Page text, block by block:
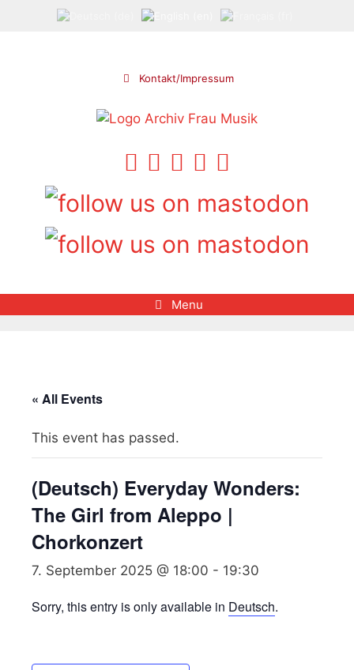
Kontakt/Impressum
Menu
« All Events
This event has passed.
(Deutsch) Everyday Wonders:
The Girl from Aleppo |
Chorkonzert
7. September 2025 @ 18:00 - 19:30
Sorry, this entry is only available in Deutsch.